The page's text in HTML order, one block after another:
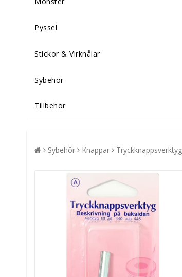
Pyssel
Stickor & Virknålar
Sybehör
Tillbehör
Sybehör Knappar